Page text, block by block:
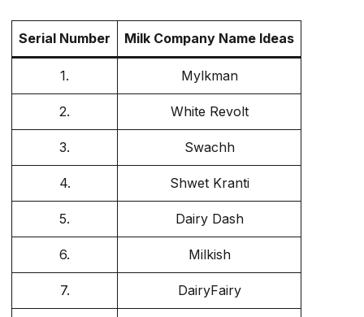
Serial Number Milk Company Name Ideas
1. Mylkman
2. White Revolt
3. Swachh
4. Shwet Kranti
5. Dairy Dash
6. Milkish
7. DairyFairy